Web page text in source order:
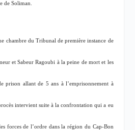
de Soliman.
chambre du Tribunal de première instance de
et Sabeur Ragoubi à la peine de mort et les
prison allant de 5 ans à l’emprisonnement à
intervient suite à la confrontation qui a eu
forces de l’ordre dans la région du Cap-Bon